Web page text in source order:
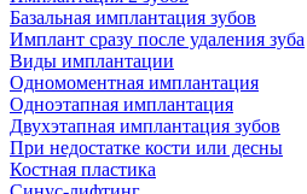
Базальная имплантация зубов
Имплант сразу после удаления зуба
Виды имплантации
Одномоментная имплантация
Одноэтапная имплантация
Двухэтапная имплантация зубов
При недостатке кости или десны
Костная пластика